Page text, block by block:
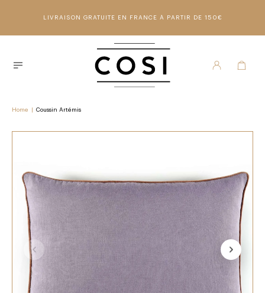
LIVRAISON GRATUITE EN FRANCE À PARTIR DE 150€
Home Coussin Artémis